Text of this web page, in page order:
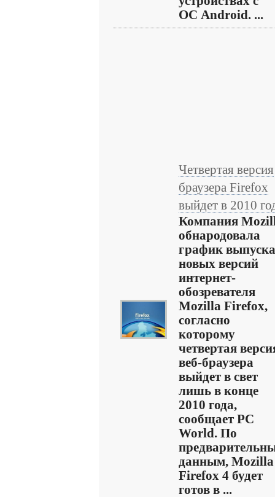
ОС Android. ...
Четвертая версия
браузера Firefox
выйдет в 2010
Компания
обнародовала
график выпуска
новых версий
интернет-
обозревателя
Mozilla Firefox,
согласно
которому
четвертая
веб-браузера
выйдет в свет
лишь в конце
2010 года,
сообщает PC
World. По
данным, Mozilla
Firefox 4 будет
готов в ...